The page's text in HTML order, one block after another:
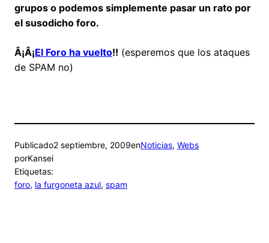
grupos o podemos simplemente pasar un rato por
el susodicho foro.
Â¡Â¡El Foro ha vuelto!! (esperemos que los ataques
de SPAM no)
Publicado2 septiembre, 2009enNoticias, Webs
porKansei
Etiquetas:
foro, la furgoneta azul, spam